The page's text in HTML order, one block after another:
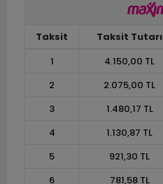
Taksit Taksit Tutarı
1
4.150,00 TL
2
2.075,00 TL
3
1.480,17 TL
4
1.130,87 TL
5
921,30 TL
6
781,58 TL